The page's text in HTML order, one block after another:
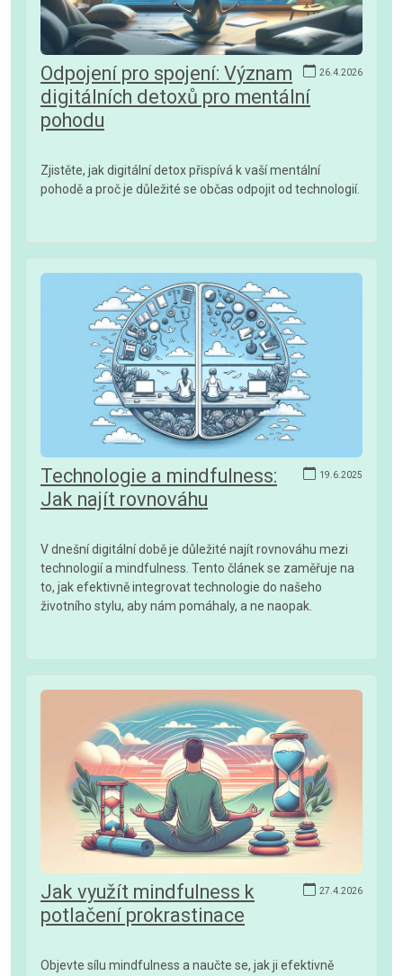
26.4.2026
Odpojení pro spojení: Význam
digitálních detoxů pro mentální
pohodu
Zjistěte, jak digitální detox přispívá k vaší mentální
pohodě a proč je důležité se občas odpojit od technologií.
19.6.2025
Technologie a mindfulness:
Jak najít rovnováhu
V dnešní digitální době je důležité najít rovnováhu mezi
technologií a mindfulness. Tento článek se zaměřuje na
to, jak efektivně integrovat technologie do našeho
životního stylu, aby nám pomáhaly, a ne naopak.
27.4.2026
Jak využít mindfulness k
potlačení prokrastinace
Objevte sílu mindfulness a naučte se, jak ji efektivně